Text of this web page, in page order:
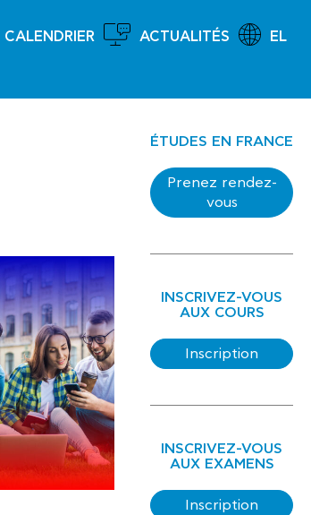
CALENDRIER ACTUALITÉS EL
ÉTUDES EN FRANCE
Prenez rendez-
vous
INSCRIVEZ-VOUS
AUX COURS
Inscription
INSCRIVEZ-VOUS
AUX EXAMENS
Inscription